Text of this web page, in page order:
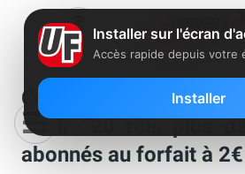
Coronavirus : Free
offrir “20 fois plus
abonnés au forfait à 2€
Installer sur l'écran
Accès rapide depuis votre
Installer